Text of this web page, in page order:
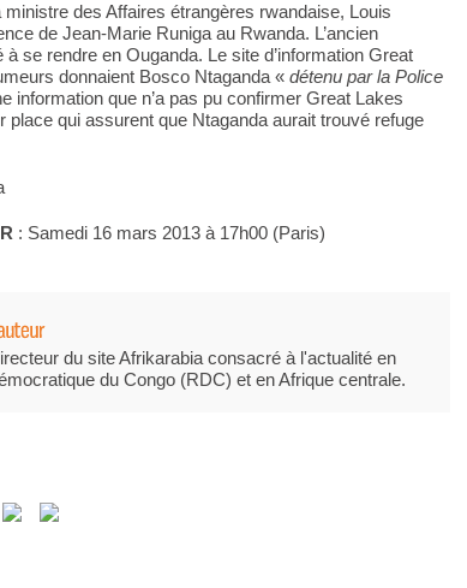
ministre des Affaires étrangères rwandaise, Louis
de Jean-Marie Runiga au Rwanda. L’ancien
se rendre en Ouganda. Le site d’information Great
donnaient Bosco Ntaganda « détenu par la Police
information que n’a pas pu confirmer Great Lakes
qui assurent que Ntaganda aurait trouvé refuge
: Samedi 16 mars 2013 à 17h00 (Paris)
du site Afrikarabia consacré à l'actualité en
du Congo (RDC) et en Afrique centrale.